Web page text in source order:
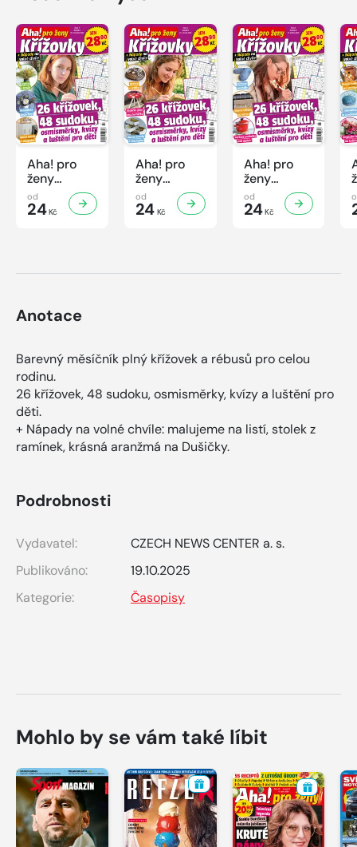
Aha! pro
ženy
Křížovky -
7/2026
od
24Kč
Aha! pro
ženy
Křížovky -
6/2026
od
24Kč
Aha! pro
ženy
Křížovky -
5/2026
od
24Kč
Anotace
Barevný měsíčník plný křížovek a rébusů pro celou
rodinu.
26 křížovek, 48 sudoku, osmisměrky, kvízy a luštění pro
děti.
+ Nápady na volné chvíle: malujeme na listí, stolek z
ramínek, krásná aranžmá na Dušičky.
Podrobnosti
Vydavatel:
CZECH NEWS CENTER a. s.
Publikováno:
19.10.2025
Kategorie:
Časopisy
Mohlo by se vám také líbit